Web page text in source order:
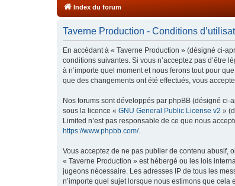
Index du forum
Taverne Production - Conditions
En accédant à « Taverne Production » (désigné ci-
conditions suivantes. Si vous n’acceptez pas d’être
à n’importe quel moment et nous ferons tout pour
que des changements ont été effectués, vous
Nos forums sont développés par phpBB (désigné
sous la licence « GNU General Public License v2 »
Limited n’est pas responsable de ce que nous
https://www.phpbb.com/.
Vous acceptez de ne pas publier de contenu abusif,
« Taverne Production » est hébergé ou les lois
jugeons nécessaire. Les adresses IP de tous les
n’importe quel sujet lorsque nous estimons que